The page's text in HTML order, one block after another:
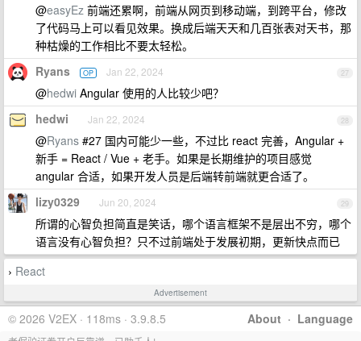
@easyEz 前端还累啊，前端从网页到移动端，到跨平台，修改
了代码马上可以看见效果。换成后端天天和几百张表对天书，那
种枯燥的工作相比不要太轻松。
27
Ryans OP Jan 22, 2024
@hedwi Angular 使用的人比较少吧？
28
hedwi Jan 22, 2024
@Ryans #27 国内可能少一些，不过比 react 完善，Angular +
新手 = React / Vue + 老手。如果是长期维护的项目感觉
angular 合适，如果开发人员是后端转前端就更合适了。
29
lizy0329 Jun 20, 2024
所谓的心智负担简直是笑话，哪个语言框架不是层出不穷，哪个
语言没有心智负担？只不过前端处于发展初期，更新快点而已
› React
Advertisement
About · Language
© 2026 V2EX · 118ms · 3.9.8.5